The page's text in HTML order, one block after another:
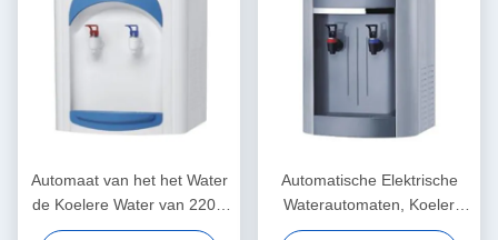
Automaat van het het Water
de Koelere Water van 220V
50Hz met R134a-
Automatische Elektrische
Waterautomaten, Koeler
Verklaard Ce van het